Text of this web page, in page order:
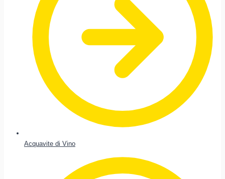
Acquavite di Vino